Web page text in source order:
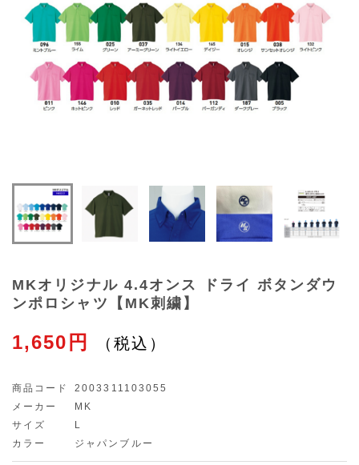
MKオリジナル 4.4オンス ドライ ボタンダウ
ンポロシャツ【MK刺繍】
1,650円
商品コード
2003311103055
メーカー
MK
サイズ
L
カラー
ジャパンブルー